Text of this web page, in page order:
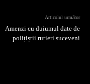
Articolul următor
Amenzi cu duiumul date de
polițiștii rutieri suceveni